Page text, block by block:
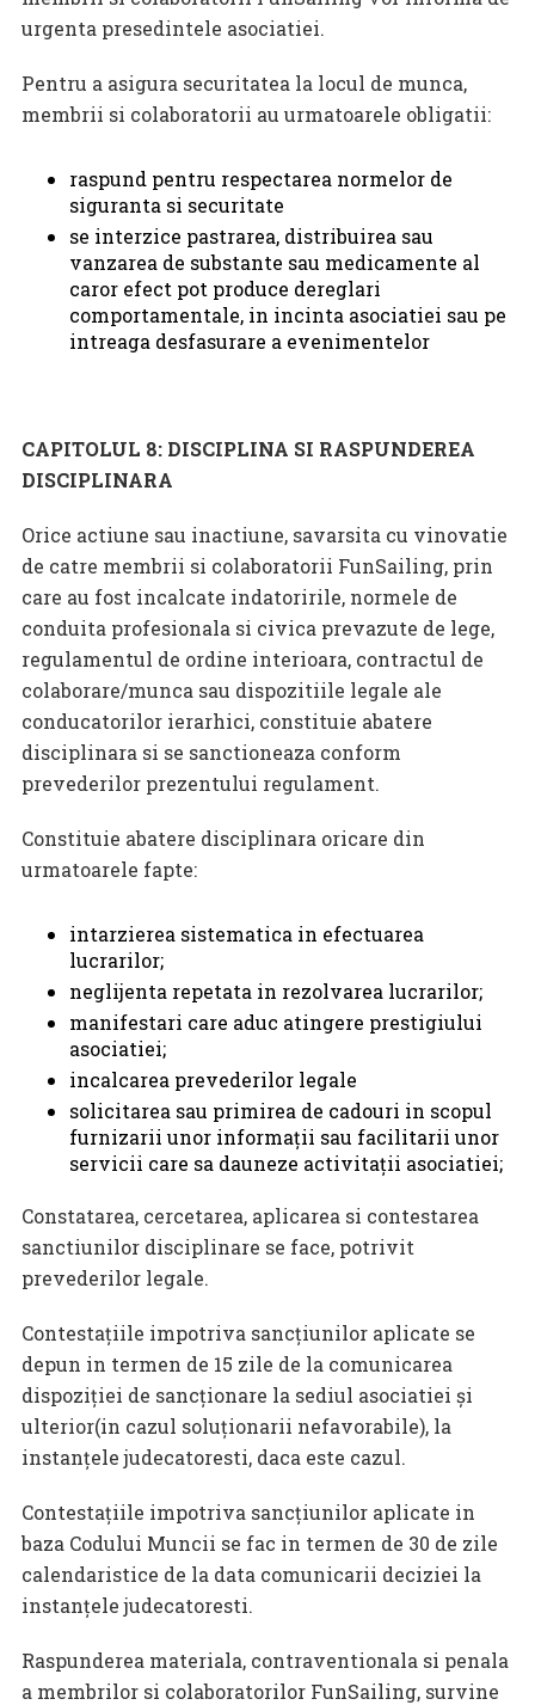
urgenta presedintele asociatiei.
Pentru a asigura securitatea la locul de munca,
membrii si colaboratorii au urmatoarele obligatii:
raspund pentru respectarea normelor de
siguranta si securitate
se interzice pastrarea, distribuirea sau
vanzarea de substante sau medicamente al
caror efect pot produce dereglari
comportamentale, in incinta asociatiei sau pe
intreaga desfasurare a evenimentelor
CAPITOLUL 8: DISCIPLINA SI RASPUNDEREA
DISCIPLINARA
Orice actiune sau inactiune, savarsita cu vinovatie
de catre membrii si colaboratorii FunSailing, prin
care au fost incalcate indatoririle, normele de
conduita profesionala si civica prevazute de lege,
regulamentul de ordine interioara, contractul de
colaborare/munca sau dispozitiile legale ale
conducatorilor ierarhici, constituie abatere
disciplinara si se sanctioneaza conform
prevederilor prezentului regulament.
Constituie abatere disciplinara oricare din
urmatoarele fapte:
intarzierea sistematica in efectuarea
lucrarilor;
neglijenta repetata in rezolvarea lucrarilor;
manifestari care aduc atingere prestigiului
asociatiei;
incalcarea prevederilor legale
solicitarea sau primirea de cadouri in scopul
furnizarii unor informaţii sau facilitarii unor
servicii care sa dauneze activitaţii asociatiei;
Constatarea, cercetarea, aplicarea si contestarea
sanctiunilor disciplinare se face, potrivit
prevederilor legale.
Contestaţiile impotriva sancţiunilor aplicate se
depun in termen de 15 zile de la comunicarea
dispoziţiei de sancţionare la sediul asociatiei şi
ulterior(in cazul soluţionarii nefavorabile), la
instanţele judecatoresti, daca este cazul.
Contestaţiile impotriva sancţiunilor aplicate in
baza Codului Muncii se fac in termen de 30 de zile
calendaristice de la data comunicarii deciziei la
instanţele judecatoresti.
Raspunderea materiala, contraventionala si penala
a membrilor si colaboratorilor FunSailing, survine